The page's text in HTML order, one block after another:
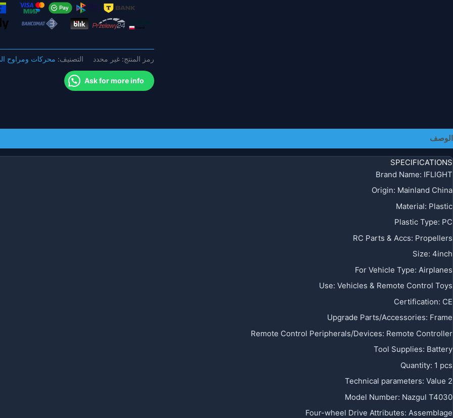
متوافقة
محرك
1404
لمجموعة
بدون
رمز المنتج:غير محدد التصنيف: محركات ومراوح
Ask for more info
الوصف
SPECIFICATIONS
Brand Name: IFLIGHT
Origin: Mainland China
Material: Plastic
Plastic Type: PC
RC Parts & Accs: Propellers
Size: 4inch
For Vehicle Type: Airplanes
Use: Vehicles & Remote Control Toys
Certification: CE
Upgrade Parts/Accessories: Frame
Remote Control Peripherals/Devices: Remote Controller
Tool Supplies: Battery
Quantity: 1 pcs
Technical parameters: Value 2
Model Number: Nazgul T4030
Four-wheel Drive Attributes: Assemblage